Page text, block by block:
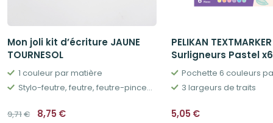
Mon joli kit d’écriture JAUNE
TOURNESOL
1 couleur par matière
Stylo-feutre, feutre, feutre-pinceau, surligneur, washi tape
9,71€ Le
prix
8,75 €
PELIKAN
Surligneurs Pastel x6
Pochette 6 couleurs
3 largeurs de traits
5,05 €